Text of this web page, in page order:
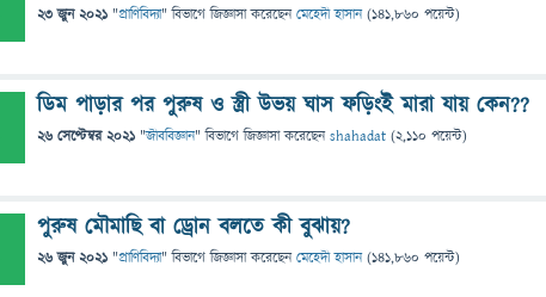
23 জুন 2021 "প্রাণিবিদ্যা" বিভাগে জিজ্ঞাসাকরেছেনমেহেদী হাসান (141,860 পয়েন্ট)
ডিম পাড়ার পর পুরুষ ও স্ত্রী উভয় ঘাস ফড়িংই মারা যায় কেন??
26 সেপ্টেম্বর 2021 "জীববিজ্ঞান" বিভাগে জিজ্ঞাসাকরেছেনshahadat (2,110 পয়েন্ট)
পুরুষ মৌমাছি বা ড্রোন বলতে কী বুঝায়?
26 জুন 2021 "প্রাণিবিদ্যা" বিভাগে জিজ্ঞাসাকরেছেনমেহেদী হাসান (141,860 পয়েন্ট)